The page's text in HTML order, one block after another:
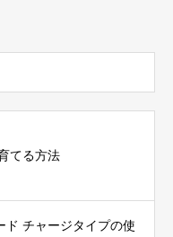
てる方法
ド チャージタイプの使